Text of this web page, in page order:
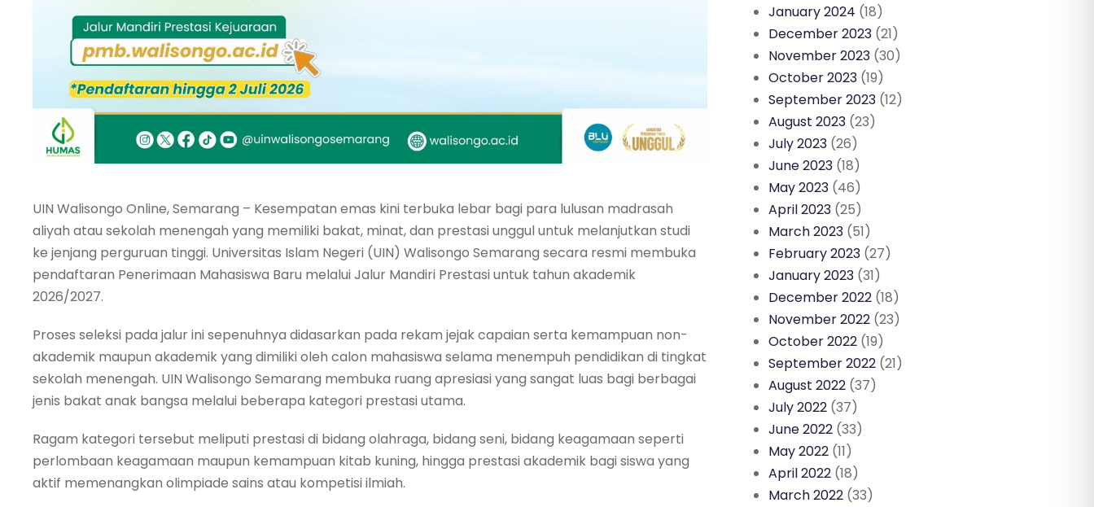
UIN Walisongo Online, Semarang – Kesempatan emas kini terbuka lebar bagi para lulusan madrasah
aliyah atau sekolah menengah yang memiliki bakat, minat, dan prestasi unggul untuk melanjutkan studi
ke jenjang perguruan tinggi. Universitas Islam Negeri (UIN) Walisongo Semarang secara resmi membuka
pendaftaran Penerimaan Mahasiswa Baru melalui Jalur Mandiri Prestasi untuk tahun akademik
2026/2027.
Proses seleksi pada jalur ini sepenuhnya didasarkan pada rekam jejak capaian serta kemampuan non-
akademik maupun akademik yang dimiliki oleh calon mahasiswa selama menempuh pendidikan di tingkat
sekolah menengah. UIN Walisongo Semarang membuka ruang apresiasi yang sangat luas bagi berbagai
jenis bakat anak bangsa melalui beberapa kategori prestasi utama.
Ragam kategori tersebut meliputi prestasi di bidang olahraga, bidang seni, bidang keagamaan seperti
perlombaan keagamaan maupun kemampuan kitab kuning, hingga prestasi akademik bagi siswa yang
aktif memenangkan olimpiade sains atau kompetisi ilmiah.
January 2024 (18)
December 2023 (21)
November 2023 (30)
October 2023 (19)
September 2023 (12)
August 2023 (23)
July 2023 (26)
June 2023 (18)
May 2023 (46)
April 2023 (25)
March 2023 (51)
February 2023 (27)
January 2023 (31)
December 2022 (18)
November 2022 (23)
October 2022 (19)
September 2022 (21)
August 2022 (37)
July 2022 (37)
June 2022 (33)
May 2022 (11)
April 2022 (18)
March 2022 (33)